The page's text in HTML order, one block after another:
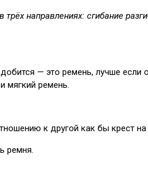
направлениях: сгибание
— это ремень, лучше
мягкий ремень.
к другой как бы крест
ремня.